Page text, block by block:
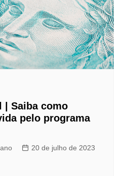
| Saiba como
pelo programa
20 de julho de 2023